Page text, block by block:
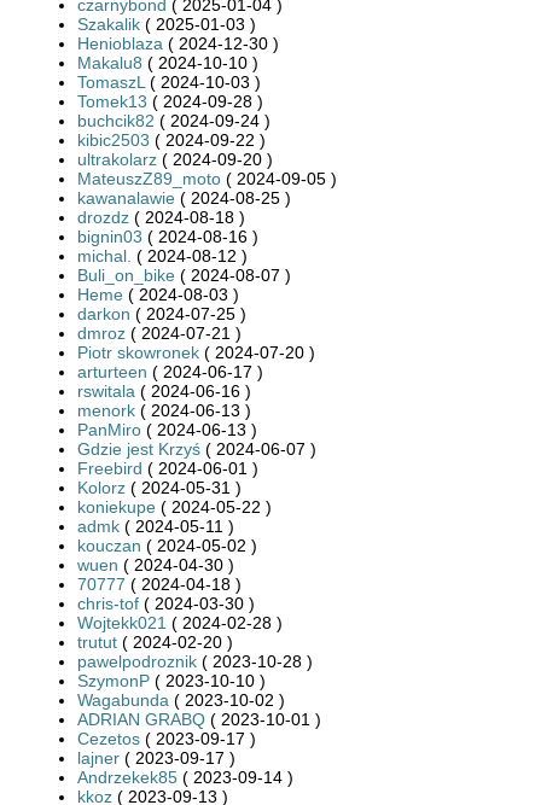
czarnybond ( 2025-01-04 )
Szakalik ( 2025-01-03 )
Henioblaza ( 2024-12-30 )
Makalu8 ( 2024-10-10 )
TomaszL ( 2024-10-03 )
Tomek13 ( 2024-09-28 )
buchcik82 ( 2024-09-24 )
kibic2503 ( 2024-09-22 )
ultrakolarz ( 2024-09-20 )
MateuszZ89_moto ( 2024-09-05 )
kawanalawie ( 2024-08-25 )
drozdz ( 2024-08-18 )
bignin03 ( 2024-08-16 )
michal. ( 2024-08-12 )
Buli_on_bike ( 2024-08-07 )
Heme ( 2024-08-03 )
darkon ( 2024-07-25 )
dmroz ( 2024-07-21 )
Piotr skowronek ( 2024-07-20 )
arturteen ( 2024-06-17 )
rswitala ( 2024-06-16 )
menork ( 2024-06-13 )
PanMiro ( 2024-06-13 )
Gdzie jest Krzyś ( 2024-06-07 )
Freebird ( 2024-06-01 )
Kolorz ( 2024-05-31 )
koniekupe ( 2024-05-22 )
admk ( 2024-05-11 )
kouczan ( 2024-05-02 )
wuen ( 2024-04-30 )
70777 ( 2024-04-18 )
chris-tof ( 2024-03-30 )
Wojtekk021 ( 2024-02-28 )
trutut ( 2024-02-20 )
pawelpodroznik ( 2023-10-28 )
SzymonP ( 2023-10-10 )
Wagabunda ( 2023-10-02 )
ADRIAN GRABQ ( 2023-10-01 )
Cezetos ( 2023-09-17 )
lajner ( 2023-09-17 )
Andrzekek85 ( 2023-09-14 )
kkoz ( 2023-09-13 )